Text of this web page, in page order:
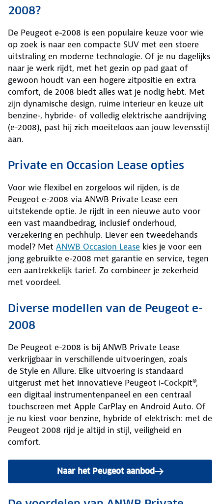
2008?
De Peugeot e-2008 is een populaire keuze voor wie
op zoek is naar een compacte SUV met een stoere
uitstraling en moderne technologie. Of je nu dagelijks
naar je werk rijdt, met het gezin op pad gaat of
gewoon houdt van een hogere zitpositie en extra
comfort, de 2008 biedt alles wat je nodig hebt. Met
zijn dynamische design, ruime interieur en keuze uit
benzine-, hybride- of volledig elektrische aandrijving
(e-2008), past hij zich moeiteloos aan jouw levensstijl
aan.
Private en Occasion Lease opties
Voor wie flexibel en zorgeloos wil rijden, is de
Peugeot e-2008 via ANWB Private Lease een
uitstekende optie. Je rijdt in een nieuwe auto voor
een vast maandbedrag, inclusief onderhoud,
verzekering en pechhulp. Liever een tweedehands
model? Met ANWB Occasion Lease kies je voor een
jong gebruikte e-2008 met garantie en service, tegen
een aantrekkelijk tarief. Zo combineer je zekerheid
met voordeel.
Diverse modellen van de Peugeot e-
2008
De Peugeot e-2008 is bij ANWB Private Lease
verkrijgbaar in verschillende uitvoeringen, zoals
de Style en Allure. Elke uitvoering is standaard
uitgerust met het innovatieve Peugeot i-Cockpit®,
een digitaal instrumentenpaneel en een centraal
touchscreen met Apple CarPlay en Android Auto. Of
je nu kiest voor benzine, hybride of elektrisch: met de
Peugeot 2008 rijd je altijd in stijl, veiligheid en
comfort.
Naar het Peugeot aanbod